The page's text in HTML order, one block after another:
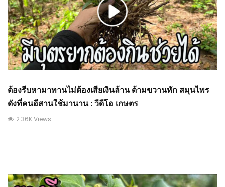
ต้องรีบหามาทานไม่ต้องเสียเงินล้าน ด้ามขวานหัก สมุนไพร
ดังที่คนอีสานใช้มานาน : วีดีโอ เกษตร
2.36K Views